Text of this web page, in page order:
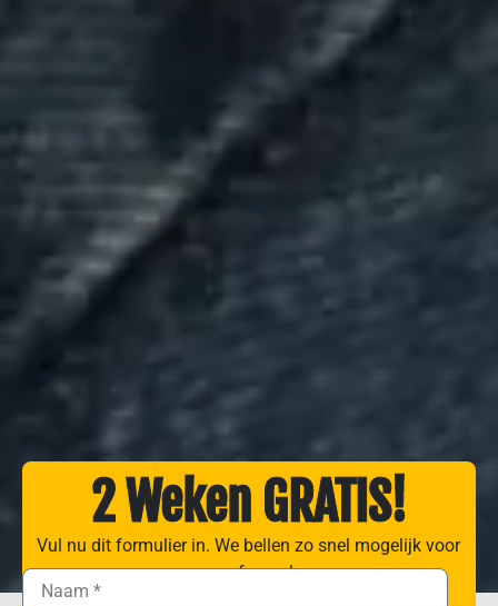
2 Weken GRATIS!
Vul nu dit formulier in. We bellen zo snel mogelijk voor
een afspraak.